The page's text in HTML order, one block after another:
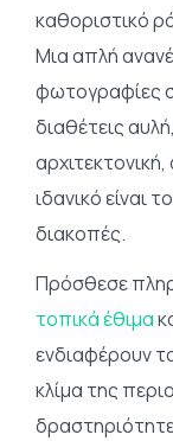
καθοριστικό
Μια απλή
φωτογραφίες
διαθέτεις
ιδανικό είναι
διακοπές.
Πρόσθεσε
τοπικά έθιμα
ενδιαφέρουν
κλίμα της